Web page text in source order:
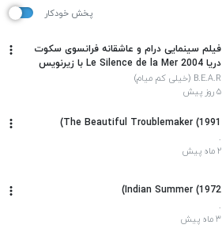
پخش خودکار
فیلم سینمایی درام و عاشقانه فرانسوی سکوت
دریا Le Silence de la Mer 2004 با زیرنویس
فارسی
B.E.A.R (خیلی کم میام)
۵ روز پیش
The Beautiful Troublemaker (1991)
.
۲ ماه پیش
Indian Summer (1972)
.
۳ ماه پیش